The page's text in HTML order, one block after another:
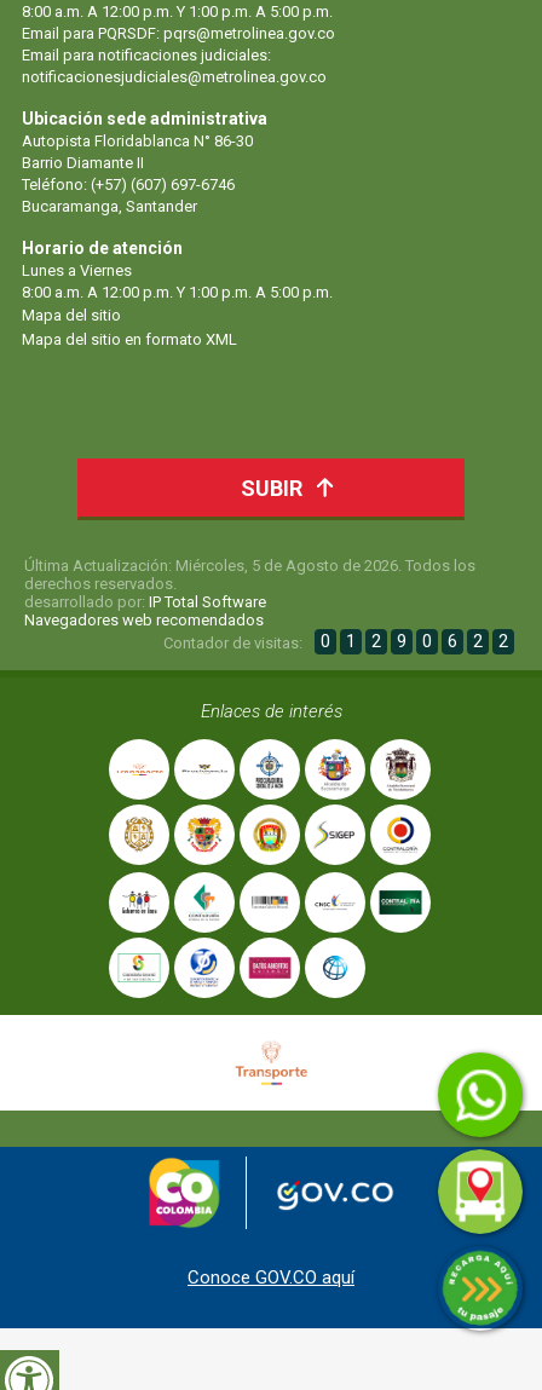
8:00 a.m. A 12:00 p.m. Y 1:00 p.m. A 5:00 p.m.
Email para PQRSDF: pqrs@metrolinea.gov.co
Email para notificaciones judiciales:
notificacionesjudiciales@metrolinea.gov.co
Ubicación sede administrativa
Autopista Floridablanca N° 86-30
Barrio Diamante II
Teléfono: (+57) (607) 697-6746
Bucaramanga, Santander
Horario de atención
Lunes a Viernes
8:00 a.m. A 12:00 p.m. Y 1:00 p.m. A 5:00 p.m.
Mapa del sitio
Mapa del sitio en formato XML
SUBIR
Última Actualización: Miércoles, 5 de Agosto de 2026. Todos los
derechos reservados.
desarrollado por: IP Total Software
Navegadores web recomendados
Contador de visitas:
0 1 2 9 0 6 2 2
Enlaces de interés
Conoce GOV.CO aquí